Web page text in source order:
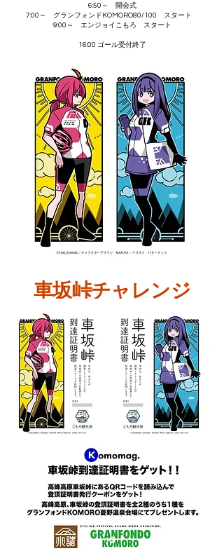
6:50～ 開会式
7:00～ グランフォンドKOMORO80/100 スタート
9:00～ エンジョイこもろ スタート
16:00 ゴール受付終了
車坂峠チャレンジ